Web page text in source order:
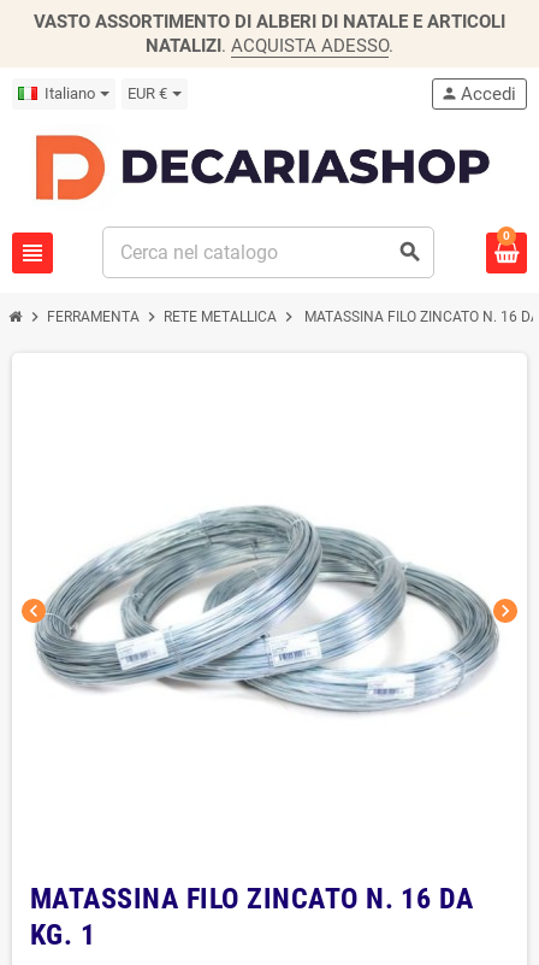
VASTO ASSORTIMENTO DI ALBERI DI NATALE E ARTICOLI
NATALIZI. ACQUISTA ADESSO.
Italiano EUR €
view_headline search
person Accedi
0
chevron_right FERRAMENTA chevron_right RETE METALLICA chevron_right MATASSINA FILO ZINCATO N. 16
chevron_left chevron_right
MATASSINA FILO ZINCATO N. 16 DA
KG. 1